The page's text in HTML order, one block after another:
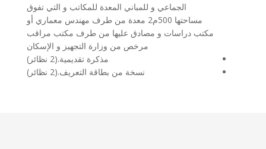
الجماعي و للمباني المعدة للمكاتب و التي تفوق
مساحتها 500م2 معدة من طرف مهندس معماري أو
مكتب دراسات و مصادق عليها من طرف مكتب مراقب
مرخص من وزارة التجهيز و الإسكان
مذكرة تقديمية.(2 نظائر)
نسخة من بطاقة التعريف.(2 نظائر)